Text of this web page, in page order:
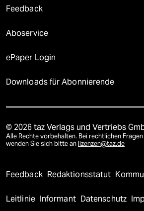
Feedback
Aboservice
ePaper Login
Downloads für Abonnierende
© 2026 taz Verlags und Vertriebs
Alle Rechte vorbehalten. Bei rechtlichen
wenden Sie sich bitte an lizenzen@taz.de
Feedback Redaktionsstatut
Leitlinie Informant Datenschutz